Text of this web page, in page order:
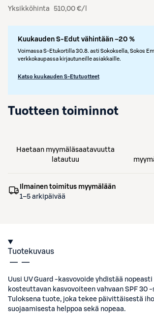
Yksikköhinta 510,00 €/l
Kuukauden S-Edut vähintään –20 %
Voimassa S-Etukortilla 30.8. asti Sokoksella, Sokos
verkkokaupassa kirjautuneille asiakkaille.
Katso kuukauden S-Etutuotteet
Tuotteen toiminnot
Haetaan myymäläsaatavuutta
latautuu
Ilmainen toimitus myymälään
1–5 arkipäivää
Tuotekuvaus
Uusi UV Guard -kasvovoide yhdistää
kosteuttavan kasvovoiteen vahvaan SPF 30
Tuloksena tuote, joka tekee päivittäisestä
suojaamisesta helppoa sekä nopeaa.